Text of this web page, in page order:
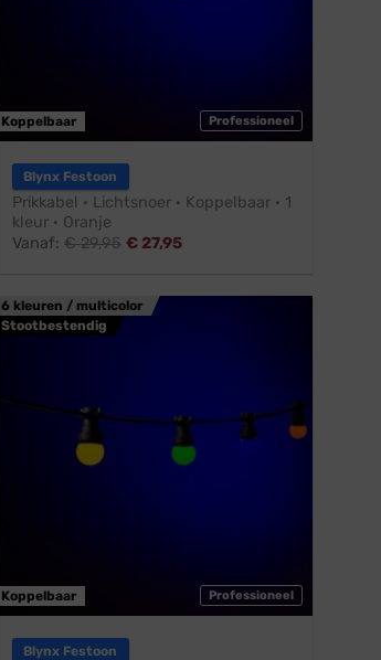
Professioneel
Koppelbaar
Blynx Festoon
Prikkabel · Lichtsnoer · Koppelbaar · 1
kleur · Oranje
Vanaf: €29,95 € 27,95
6 kleuren / multicolor
Stootbestendig
Professioneel
Koppelbaar
Blynx Festoon